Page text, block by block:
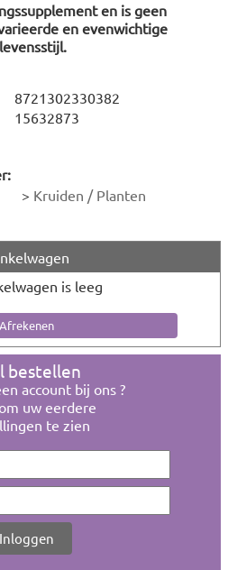
en is geen
en evenwichtige
8721302330382
15632873
> Kruiden / Planten
is leeg
bestellen
account bij ons ?
uw eerdere
te zien